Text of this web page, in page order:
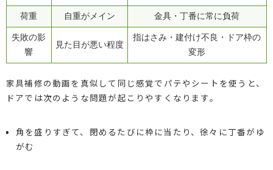
荷重 自重がメイン 金具・丁番に常に負荷
失敗の影
響
見た目が悪い程度
指はさみ・建付け不良・ドア枠の
変形
家具補修の動画を真似して同じ感覚でパテやシートを使うと、
ドアでは次のような問題が起こりやすくなります。
角を盛りすぎて、閉めるたびに枠に当たり、徐々に丁番がゆ
がむ